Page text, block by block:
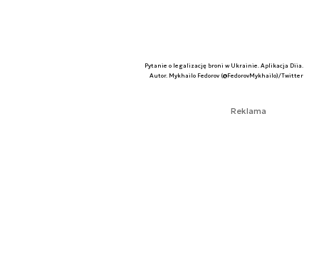
Pytanie o legalizację broni w Ukrainie. Aplikacja Diia.
Autor. Mykhailo Fedorov (@FedorovMykhailo)/Twitter
Reklama